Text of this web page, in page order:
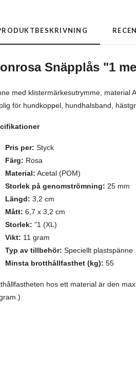
Snäpplås "1
med klistermärkesutrymme, material
för hundkoppel, hundhalsband,
Pris per: Styck
Färg: Rosa
Material: Acetal (POM)
Storlek på genomströmning: 25 mm
Längd: 3,2 cm
Mått: 6,7 x 3,2 cm
Storlek: "1 (XL)
Vikt: 11 gram
Typ av tillbehör: Speciellt plastspänne
Minsta brotthållfasthet (kg): 55
hos ett material är den